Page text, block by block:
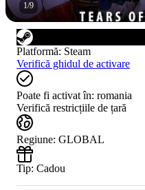
1/9
Platformă: Steam
Verifică ghidul de activare
Poate fi activat în: romania
Verifică restricțiile de țară
Regiune: GLOBAL
Tip: Cadou